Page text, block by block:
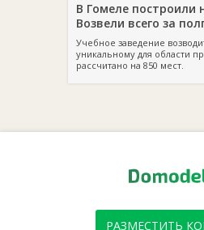
В Гомеле построили
Возвели всего за
Учебное заведение
уникальному для области
рассчитано на 850 мест.
РАЗМЕСТИТЬ